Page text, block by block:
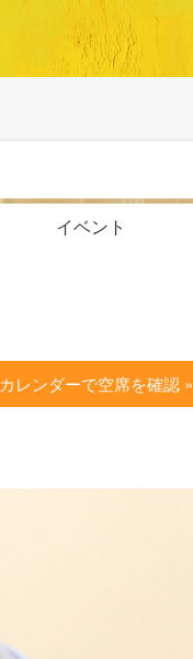
イベント
カレンダーで空席を確認 »